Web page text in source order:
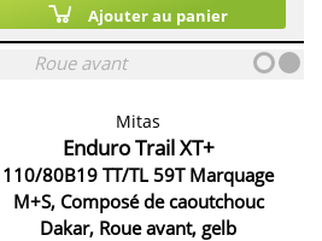
Ajouter au panier
Roue avant
Mitas
Enduro Trail XT+
110/80B19 TT/TL 59T Marquage
M+S, Composé de caoutchouc
Dakar, Roue avant, gelb